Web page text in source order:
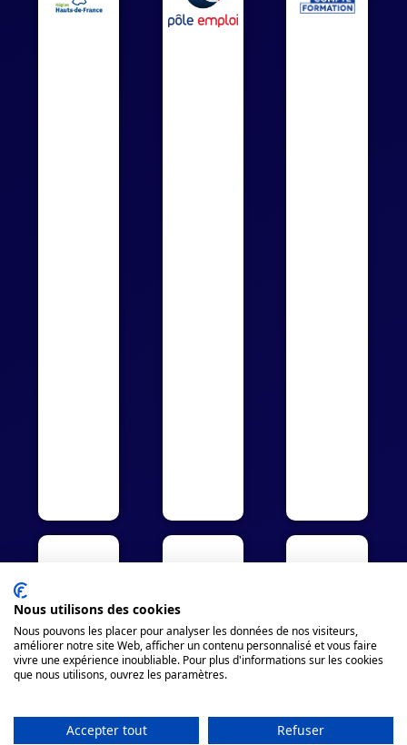
Nous utilisons des cookies
Nous pouvons les placer pour analyser les données de nos visiteurs,
améliorer notre site Web, afficher un contenu personnalisé et vous faire
vivre une expérience inoubliable. Pour plus d'informations sur les cookies
que nous utilisons, ouvrez les paramètres.
Accepter tout Refuser